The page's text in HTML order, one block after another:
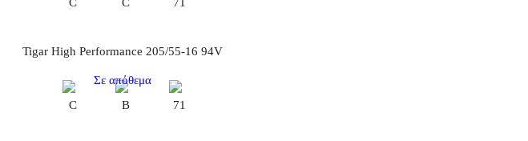
Tigar High Performance 205/55-16 94V
Σε απόθεμα
C
B 71